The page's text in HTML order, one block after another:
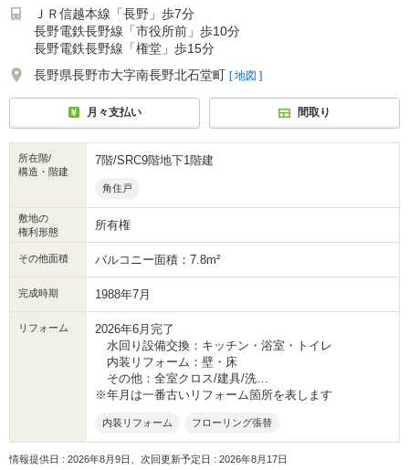
ＪＲ信越本線「長野」歩7分
長野電鉄長野線「市役所前」歩10分
長野電鉄長野線「権堂」歩15分
長野県長野市大字南長野北石堂町 [ 地図 ]
月々支払い 間取り
所在階/
構造・階建
7階/SRC9階地下1階建
角住戸
敷地の
権利形態
所有権
その他面積 バルコニー面積：7.8m²
完成時期 1988年7月
リフォーム
2026年6月完了
水回り設備交換：キッチン・浴室・トイレ
内装リフォーム：壁・床
その他：全室クロス/建具/洗…
※年月は一番古いリフォーム箇所を表します
内装リフォーム フローリング張替
情報提供日 : 2026年8月9日、次回更新予定日 : 2026年8月17日